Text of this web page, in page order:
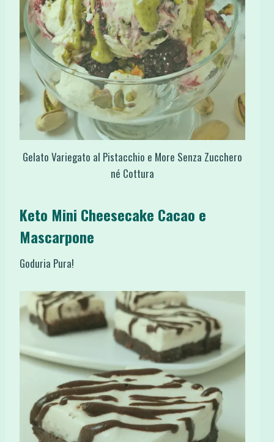
Gelato Variegato al Pistacchio e More Senza Zucchero
né Cottura
Keto Mini Cheesecake Cacao e
Mascarpone
Goduria Pura!